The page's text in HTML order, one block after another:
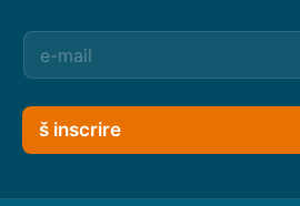
š inscrire